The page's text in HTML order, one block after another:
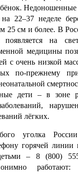
22–37 неделе
25 см и более. В
на
медицины
с очень низкой
по-прежнему
дети – в зоне
лёгких.
уголка
горячей линии
– 8 (800)
работают: